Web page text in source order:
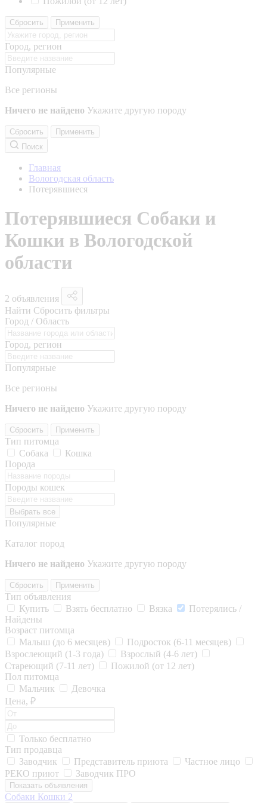
Сбросить Применить
Город, регион
Популярные
Все регионы
Ничего не найдено Укажите другую породу
Сбросить
Применить
Поиск
Главная
Вологодская область
Потерявшиеся
Потерявшиеся Собаки и
Кошки в Вологодской
области
2 объявления
Найти Сбросить фильтры
Город / Область
Город, регион
Популярные
Все регионы
Ничего не найдено Укажите другую породу
Сбросить Применить
Тип питомца
Собака
Кошка
Порода
Породы кошек
Выбрать все
Популярные
Каталог пород
Ничего не найдено Укажите другую породу
Сбросить Применить
Тип объявления
Купить
Взять бесплатно Вязка
Потерялись /
Найдены
Возраст питомца
Малыш (до 6 месяцев)
Подросток (6-11 месяцев)
Взрослеющий (1-3 года)
Взрослый (4-6 лет)
Стареющий (7-11 лет)
Пожилой (от 12 лет)
Пол питомца
Мальчик
Девочка
Цена, ₽
Только бесплатно
Тип продавца
Заводчик
Представитель приюта
Частное лицо
РЕКО приют
Заводчик ПРО
Показать объявления
Собаки Кошки 2